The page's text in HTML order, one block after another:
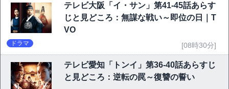
テレビ大阪「イ・サン」第41-45話あらす
じと見どころ：無謀な戦い～即位の日｜T
VO
ドラマ [08時30分]
テレビ愛知「トンイ」第36-40話あらすじ
と見どころ：逆転の罠～復讐の誓い